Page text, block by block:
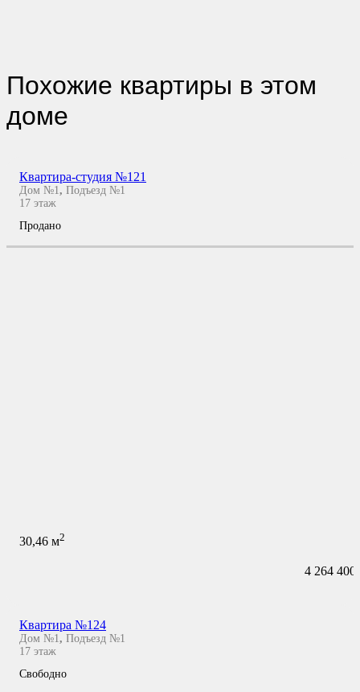
Похожие квартиры в этом
доме
Квартира-студия №121
Дом №1, Подъезд №1
17 этаж
Продано
30,46 м2
4 264 400
Квартира №124
Дом №1 , Подъезд №1
17 этаж
Свободно